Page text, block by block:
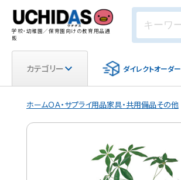
学校・幼稚園／保育園向けの教育用品通
販
カテゴリー ダイレクトオーダー
ホームＯＡ・サプライ用品家具・共用備品その他